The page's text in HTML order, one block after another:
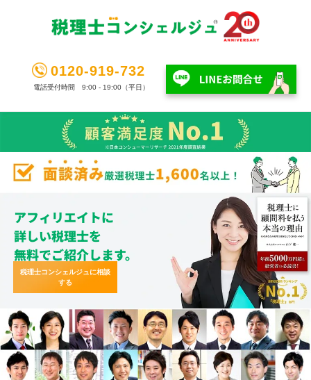
0120-919-732
電話受付時間 9:00 - 19:00（平日）
アフィリエイトに
詳しい税理士を
無料でご紹介します。
税理士コンシェルジュに相談
する